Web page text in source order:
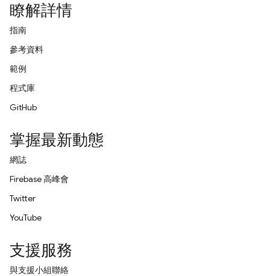
瞭解詳情
指南
參考資料
範例
程式庫
GitHub
掌握最新動態
網誌
Firebase 高峰會
Twitter
YouTube
支援服務
與支援小組聯絡